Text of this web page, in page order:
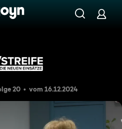
Komplett lost
20 vom 16.12.2024